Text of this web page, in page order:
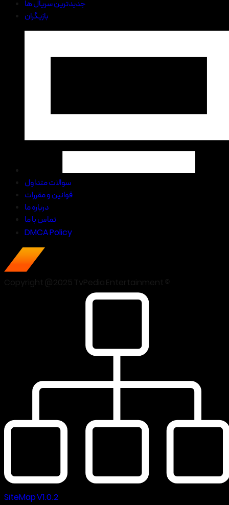
جدیدترین سریال ها
بازیگران
سوالات متداول
قوانین و مقررات
درباره ما
تماس با ما
DMCA Policy
SiteMap V1.0.2